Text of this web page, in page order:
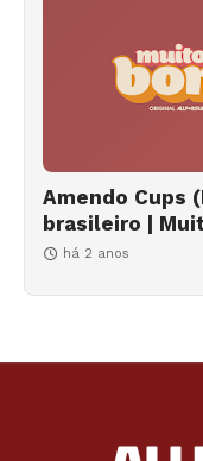
Amendo Cups
brasileiro |
há 2 anos